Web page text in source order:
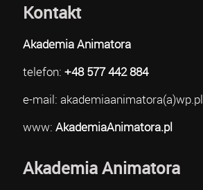
Kontakt
Akademia Animatora
telefon: +48 577 442 884
e-mail: akademiaanimatora(a)wp.pl
www: AkademiaAnimatora.pl
Akademia Animatora